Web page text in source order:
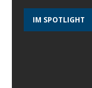
IM SPOTLIGHT